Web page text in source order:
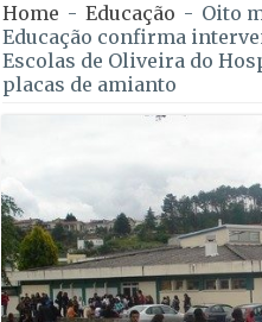
Home - Educação - Oito
Educação confirma
Escolas de Oliveira do
placas de amianto